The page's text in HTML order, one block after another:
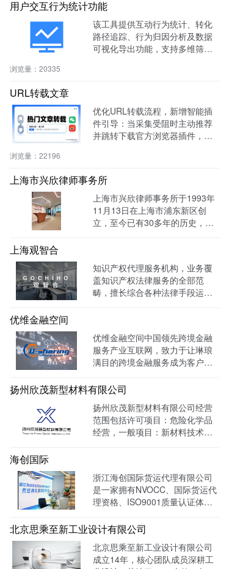
用户交互行为统计功能
该工具提供互动行为统计、转化
路径追踪、行为归因分析及数据
可视化导出功能，支持多维筛选
浏览量： 20335
URL转载文章
优化URL转载流程，新增智能插
件引导：当采集受阻时主动推荐
并跳转下载官方浏览器插件，有
浏览量： 22196
上海市兴欣律师事务所
上海市兴欣律师事务所于1993年
11月13日在上海市浦东新区创
立，至今已有30多年的历史，致
上海观智合
知识产权代理服务机构，业务覆
盖知识产权法律服务的全部范
畴，擅长综合各种法律手段运作
借高效的信息收集网络，和多样
化的保护手段，致力于服务专
利、商标、版权、保护及诉讼等
优维金融空间
优维金融空间中国领先跨境金融
服务产业互联网，致力于让琳琅
满目的跨境金融服务成为客户触
量达 139128W+
扬州欣茂新型材料有限公司
扬州欣茂新型材料有限公司经营
范围包括许可项目：危险化学品
经营，一般项目：新材料技术研
品展示的主要目的，目前全网曝
光量：992915次。
海创国际
浙江海创国际货运代理有限公司
是一家拥有NVOCC、国际货运代
理资格、ISO9001质量认证体系
公司。 官网上线一年多，全网曝
光量：226958次。
北京思乘至新工业设计有限公司
北京思乘至新工业设计有限公司
成立14年，核心团队成员深耕工